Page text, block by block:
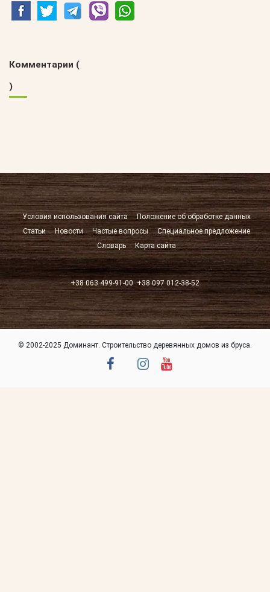
Комментарии (
)
Условия использования сайта
Положение об обработке данных
Статьи
Новости Частые вопросы
Специальное предложение
Словарь
Карта сайта
+38 063 499-91-00 +38 097 012-38-52
© 2002-2025 Доминант. Строительство деревянных домов из бруса.